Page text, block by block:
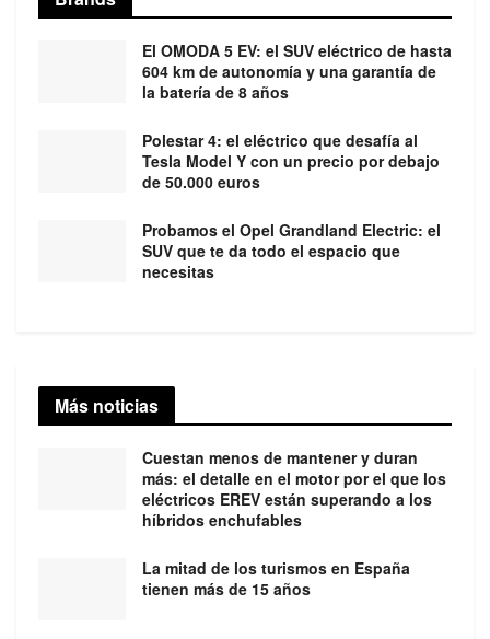
El OMODA 5 EV: el SUV eléctrico de hasta
604 km de autonomía y una garantía de
la batería de 8 años
Polestar 4: el eléctrico que desafía al
Tesla Model Y con un precio por debajo
de 50.000 euros
Probamos el Opel Grandland Electric: el
SUV que te da todo el espacio que
necesitas
Más noticias
Cuestan menos de mantener y duran
más: el detalle en el motor por el que los
eléctricos EREV están superando a los
híbridos enchufables
La mitad de los turismos en España
tienen más de 15 años